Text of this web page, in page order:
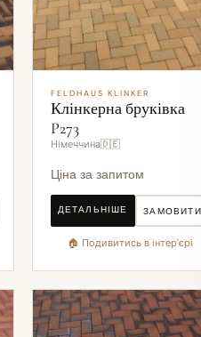
FELDHAUS KLINKER
Клінкерна бруківка
P273
Німеччина🇩🇪
Ціна за запитом
ДЕТАЛЬНІШЕ ЗАМОВИТИ
🏠 Подивитись в інтер'єрі